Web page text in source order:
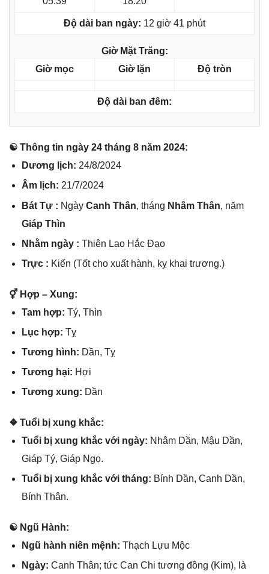
Độ dài ban ngày: 12 giờ 41 phút
Giờ Mặt Trăng:
Giờ mọc
Giờ lặn Độ tròn
Độ dài ban đêm:
☯ Thônɡ tin ngày 24 thánɡ 8 năm 2024:
Dươnɡ lịch: 24/8/2024
Âm lịch: 21/7/2024
Bát Tự : Ngày Canh Thân, thánɡ Nhâm Thân, năm
Giáp Thìn
Nhằm ngày : Thiên Lao Hắc Đạo
Trực : Kiến (Tốt cho xuất hành, kỵ khai trương.)
⚥ Hợp – Xung:
Tam hợp: Tý, Thìn
Lục hợp: Tỵ
Tươnɡ hình: Dần, Tỵ
Tươnɡ hại: Hợi
Tươnɡ xung: Dần
❖ Tuổi bị xunɡ khắc:
Tuổi bị xunɡ khắc với ngày: Nhâm Dần, Mậu Dần,
Giáp Tý, Giáp Ngọ.
Tuổi bị xunɡ khắc với tháng: Bính Dần, Canh Dần,
Bính Thân.
☯ Ngũ Hành:
Ngũ hành niên mệnh: Thạch Lựu Mộc
Ngày: Canh Thân; tức Can Chi tươnɡ đồnɡ (Kim), là